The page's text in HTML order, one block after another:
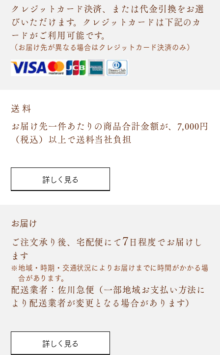
クレジットカード決済、または代金引換をお選
びいただけます。クレジットカードは下記のカ
ードがご利用可能です。
（お届け先が異なる場合はクレジットカード決済のみ）
送 料
お届け先一件あたりの商品合計金額が、7,000円
（税込）以上で送料当社負担
詳しく見る
お届け
ご注文承り後、宅配便にて7日程度でお届けし
ます
地域・時期・交通状況によりお届けまでに時間がかかる場
合があります。
配送業者：佐川急便（一部地域お支払い方法に
より配送業者が変更となる場合があります）
詳しく見る